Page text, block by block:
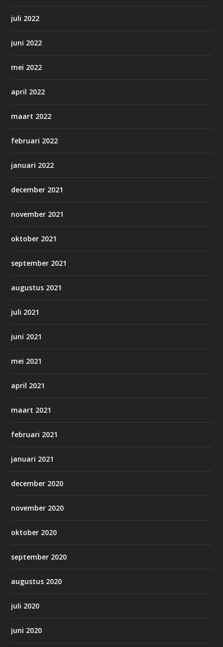
juli 2022
juni 2022
mei 2022
april 2022
maart 2022
februari 2022
januari 2022
december 2021
november 2021
oktober 2021
september 2021
augustus 2021
juli 2021
juni 2021
mei 2021
april 2021
maart 2021
februari 2021
januari 2021
december 2020
november 2020
oktober 2020
september 2020
augustus 2020
juli 2020
juni 2020